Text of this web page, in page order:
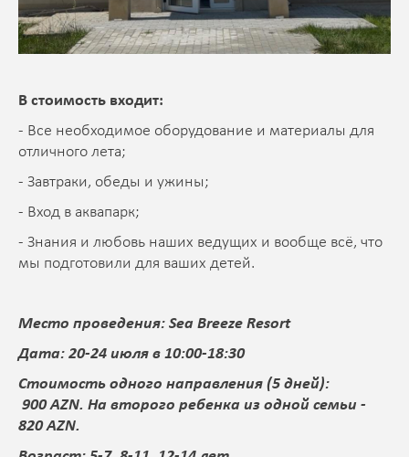
В стоимость входит:
- Все необходимое оборудование и материалы для
отличного лета;
- Завтраки, обеды и ужины;
- Вход в аквапарк;
- Знания и любовь наших ведущих и вообще всё, что
мы подготовили для ваших детей.
Место проведения: Sea Breeze Resort
Дата: 20-24 июля в 10:00-18:30
Стоимость одного направления (5 дней):
900 AZN. На второго ребенка из одной семьи -
820 AZN.